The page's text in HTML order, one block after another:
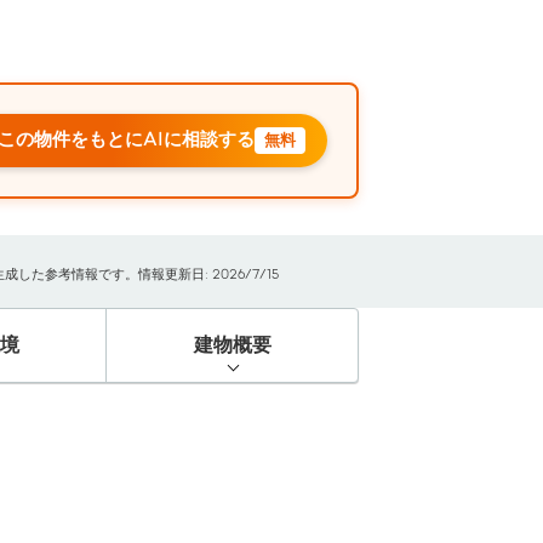
の物件をもとにAIに相談する 無料
した参考情報です。情報更新日: 2026/7/15
建物概要